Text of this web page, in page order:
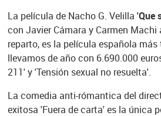
La película de Nacho G. Velilla 'Que
con Javier Cámara y Carmen Machi
reparto, es la película española
llevamos de año con 6.690.000
211' y 'Tensión sexual no resuelta'.
La comedia anti-rómantica del
exitosa 'Fuera de carta' es la única